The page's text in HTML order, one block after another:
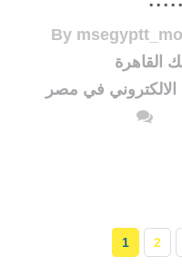
القاهرة
في مصر
1 2